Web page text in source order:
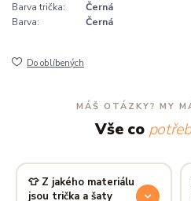
Barva trička:
Černá
Barva:
Černá
Do oblíbených
MÁŠ OTÁZKY? MY
Vše co
👕 Z jakého materiálu
jsou trička a šaty